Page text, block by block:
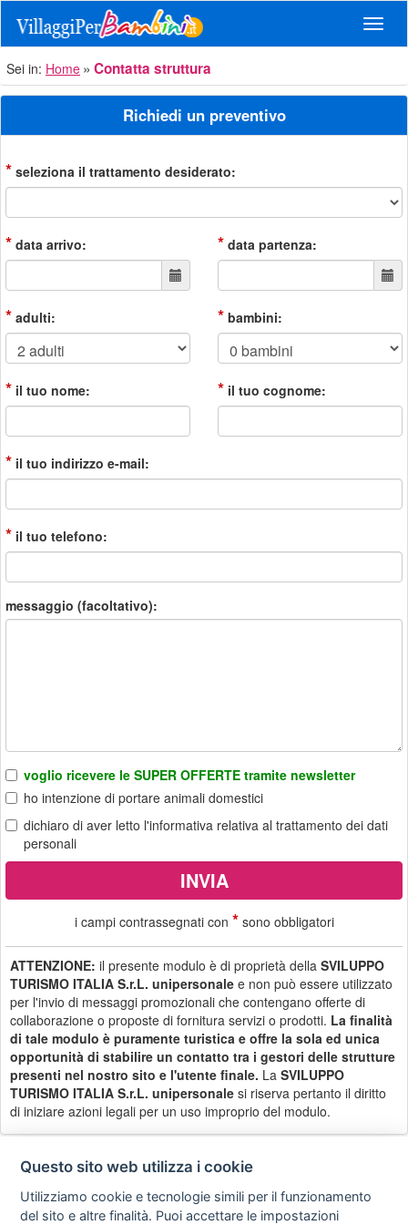
Sei in: Home Contatta struttura
Richiedi un preventivo
* seleziona il trattamento desiderato:
* data arrivo: * data partenza:
* adulti: * bambini:
* il tuo nome: * il tuo cognome:
* il tuo indirizzo e-mail:
* il tuo telefono:
messaggio (facoltativo):
voglio ricevere le SUPER OFFERTE tramite newsletter
ho intenzione di portare animali domestici
dichiaro di aver letto l'informativa relativa al trattamento dei dati
personali
i campi contrassegnati con *sono obbligatori
ATTENZIONE: il presente modulo è di proprietà della SVILUPPO
TURISMO ITALIA S.r.L. unipersonale e non può essere utilizzato
per l'invio di messaggi promozionali che contengano offerte di
collaborazione o proposte di fornitura servizi o prodotti. La finalità
di tale modulo è puramente turistica e offre la sola ed unica
opportunità di stabilire un contatto tra i gestori delle strutture
presenti nel nostro sito e l'utente finale. La SVILUPPO
TURISMO ITALIA S.r.L. unipersonale si riserva pertanto il diritto
di iniziare azioni legali per un uso improprio del modulo.
Privacy
policy
Avviso
legale
Scrivici
Questo sito web utilizza i cookie
Utilizziamo cookie e tecnologie simili per il funzionamento
del sito e altre finalità. Puoi accettare le impostazioni